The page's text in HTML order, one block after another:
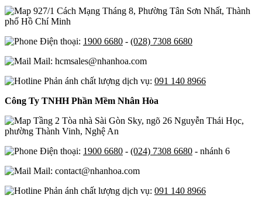
927/1 Cách Mạng Tháng 8, Phường Tân Sơn Nhất, Thành
phố Hồ Chí Minh
Điện thoại: 1900 6680 - (028) 7308 6680
Mail: hcmsales@nhanhoa.com
Phản ánh chất lượng dịch vụ: 091 140 8966
Công Ty TNHH Phần Mềm Nhân Hòa
Tầng 2 Tòa nhà Sài Gòn Sky, ngõ 26 Nguyễn Thái Học,
phường Thành Vinh, Nghệ An
Điện thoại: 1900 6680 - (024) 7308 6680 - nhánh 6
Mail: contact@nhanhoa.com
Phản ánh chất lượng dịch vụ: 091 140 8966